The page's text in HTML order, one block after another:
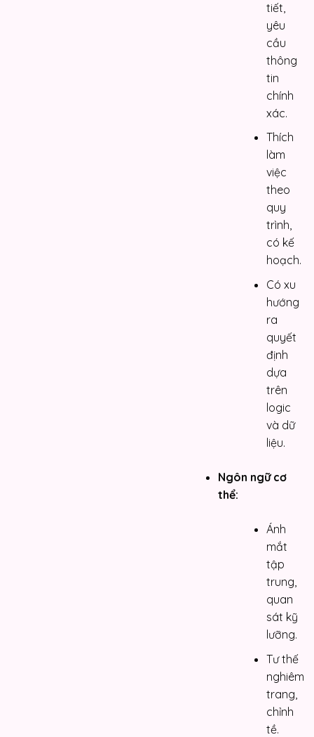
tiết,
yêu
cầu
thông
tin
chính
xác.
Thích
làm
việc
theo
quy
trình,
có kế
hoạch.
Có xu
hướng
ra
quyết
định
dựa
trên
logic
và dữ
liệu.
Ngôn ngữ cơ
thể:
Ánh
mắt
tập
trung,
quan
sát kỹ
lưỡng.
Tư thế
nghiêm
trang,
chỉnh
tề.